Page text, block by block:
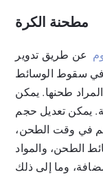
مطحنة الكرة
عن طريق تدوير
سقوط الوسائط
طحنها. يمكن
يمكن تعديل حجم
في وقت الطحن،
الطحن، والمواد